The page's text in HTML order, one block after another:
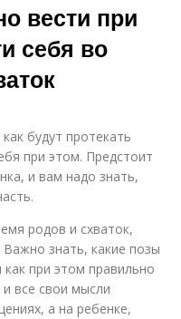
вести при
себя во
будут протекать
при этом. Предстоит
и вам надо знать,
родов и схваток,
знать, какие позы
при этом правильно
все свои мысли
а на ребенке,